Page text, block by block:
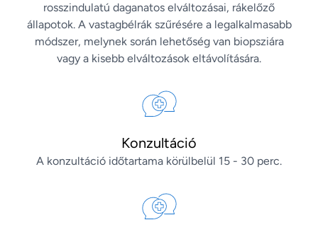
rosszindulatú daganatos elváltozásai, rákelőző
állapotok. A vastagbélrák szűrésére a legalkalmasabb
módszer, melynek során lehetőség van biopsziára
vagy a kisebb elváltozások eltávolítására.
Konzultáció
A konzultáció időtartama körülbelül 15 - 30 perc.